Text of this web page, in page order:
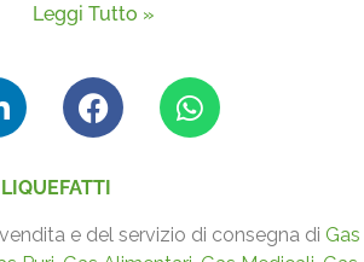
Leggi Tutto »
e del servizio di consegna di Gas